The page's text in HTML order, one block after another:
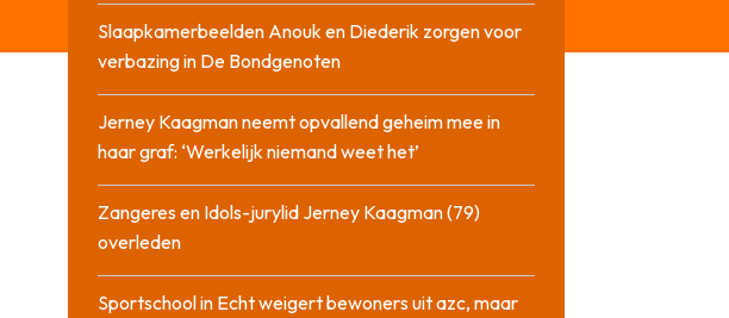
Slaapkamerbeelden Anouk en Diederik zorgen voor
verbazing in De Bondgenoten
Jerney Kaagman neemt opvallend geheim mee in
haar graf: ‘Werkelijk niemand weet het’
Zangeres en Idols-jurylid Jerney Kaagman (79)
overleden
Sportschool in Echt weigert bewoners uit azc, maar